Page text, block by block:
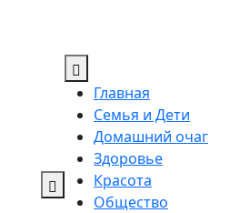
Главная
Семья и Дети
Домашний очаг
Здоровье
Красота
Общество